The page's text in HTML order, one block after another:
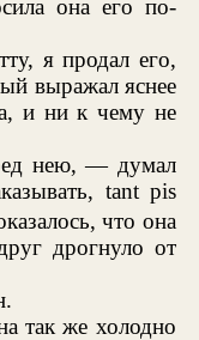
она его по-
я продал его,
выражал яснее
и ни к чему не
нею, — думал
tant pis
что она
дрогнуло от
так же холодно